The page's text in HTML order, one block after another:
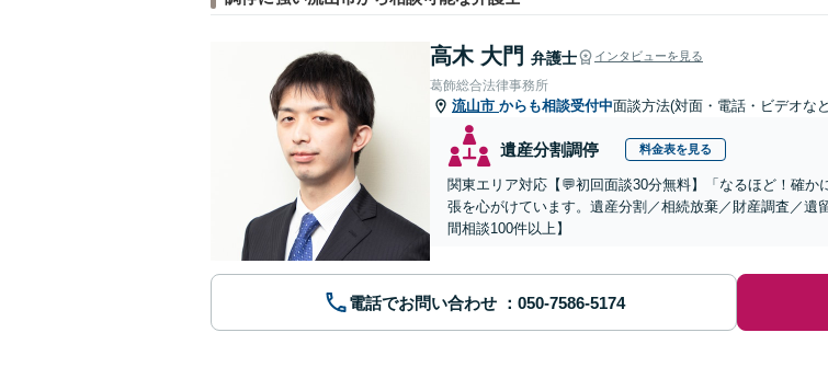
高木 大門 弁護士 インタビューを見る
葛飾総合法律事務所
流山市 からも相談受付中面談方法(対面・電話・ビデオな
遺産分割調停 料金表を見る
関東エリア対応【💬初回面談30分無料】「なるほど！確
張を心がけています。遺産分割／相続放棄／財産調査／
間相談100件以上】
電話でお問い合わせ